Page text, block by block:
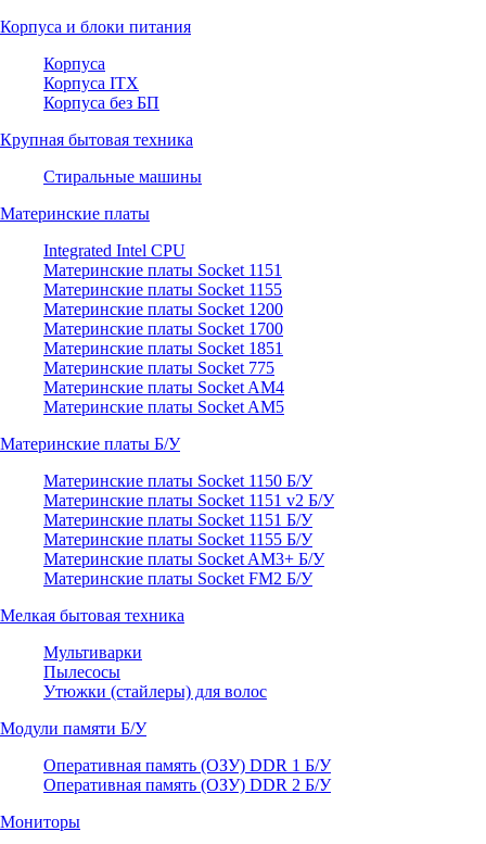
Корпуса и блоки питания
Корпуса
Корпуса ITX
Корпуса без БП
Крупная бытовая техника
Стиральные машины
Материнские платы
Integrated Intel CPU
Материнские платы Socket 1151
Материнские платы Socket 1155
Материнские платы Socket 1200
Материнские платы Socket 1700
Материнские платы Socket 1851
Материнские платы Socket 775
Материнские платы Socket AM4
Материнские платы Socket AM5
Материнские платы Б/У
Материнские платы Socket 1150 Б/У
Материнские платы Socket 1151 v2 Б/У
Материнские платы Socket 1151 Б/У
Материнские платы Socket 1155 Б/У
Материнские платы Socket AM3+ Б/У
Материнские платы Socket FM2 Б/У
Мелкая бытовая техника
Мультиварки
Пылесосы
Утюжки (стайлеры) для волос
Модули памяти Б/У
Оперативная память (ОЗУ) DDR 1 Б/У
Оперативная память (ОЗУ) DDR 2 Б/У
Мониторы